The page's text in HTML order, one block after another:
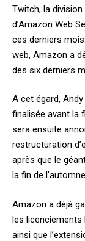
Twitch, la
d’Amazon Web
ces derniers
web, Amazon a
des six derniers
A cet égard,
finalisée avant la
sera ensuite
restructuration
après que le
la fin de
Amazon a déjà
les licenciements
ainsi que